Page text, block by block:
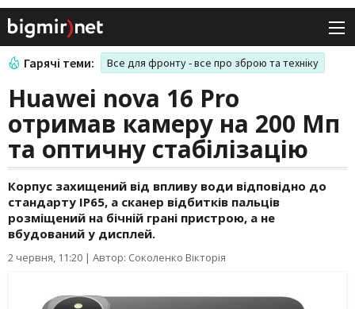
Гарячі теми: Все для фронту - все про зброю та техніку
Huawei nova 16 Pro
отримав камеру на 200 Мп
та оптичну стабілізацію
Корпус захищений від впливу води відповідно до
стандарту IP65, а сканер відбитків пальців
розміщений на бічній грані пристрою, а не
вбудований у дисплей.
2 червня, 11:20 | Автор: Соколенко Вікторія